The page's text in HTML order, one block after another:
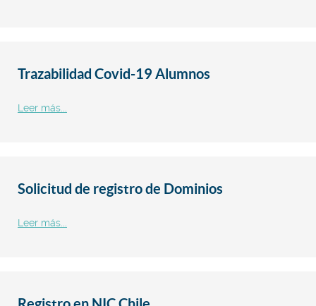
Trazabilidad Covid-19 Alumnos
Leer más...
Solicitud de registro de Dominios
Leer más...